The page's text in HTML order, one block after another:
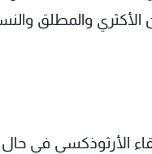
الأكثري والمطلق
الأرثوذكسي في حال